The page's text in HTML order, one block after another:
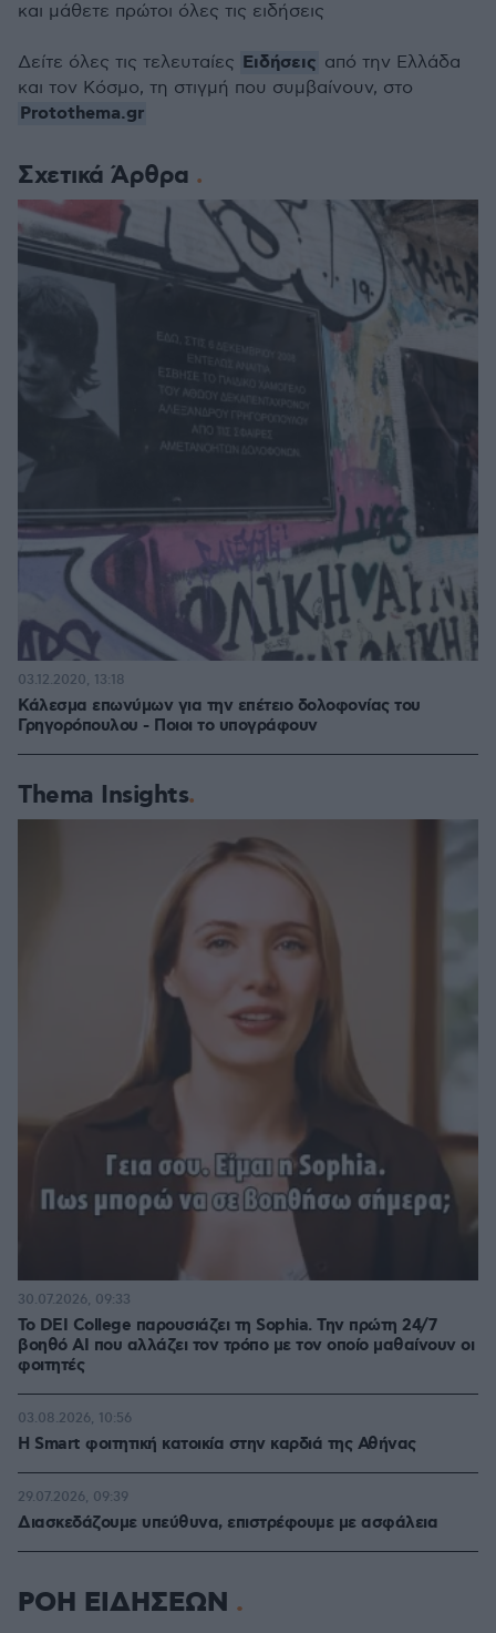
Σχετικά Άρθρα
Κάλεσμα επωνύμων για την επέτειο δολοφονίας του
Γρηγορόπουλου - Ποιοι το υπογράφουν
03.12.2020, 13:18
Thema Insights
Το DEI College παρουσιάζει τη Sophia. Την πρώτη 24/7
βοηθό AI που αλλάζει τον τρόπο με τον οποίο μαθαίνουν οι
φοιτητές
30.07.2026, 09:33
Η Smart φοιτητική κατοικία στην καρδιά της Αθήνας
03.08.2026, 10:56
Διασκεδάζουμε υπεύθυνα, επιστρέφουμε με ασφάλεια
29.07.2026, 09:39
και μάθετε πρώτοι όλες τις ειδήσεις
Δείτε όλες τις τελευταίες Ειδήσεις από την Ελλάδα
και τον Κόσμο, τη στιγμή που συμβαίνουν, στο
Protothema.gr
ΡΟΗ ΕΙΔΗΣΕΩΝ